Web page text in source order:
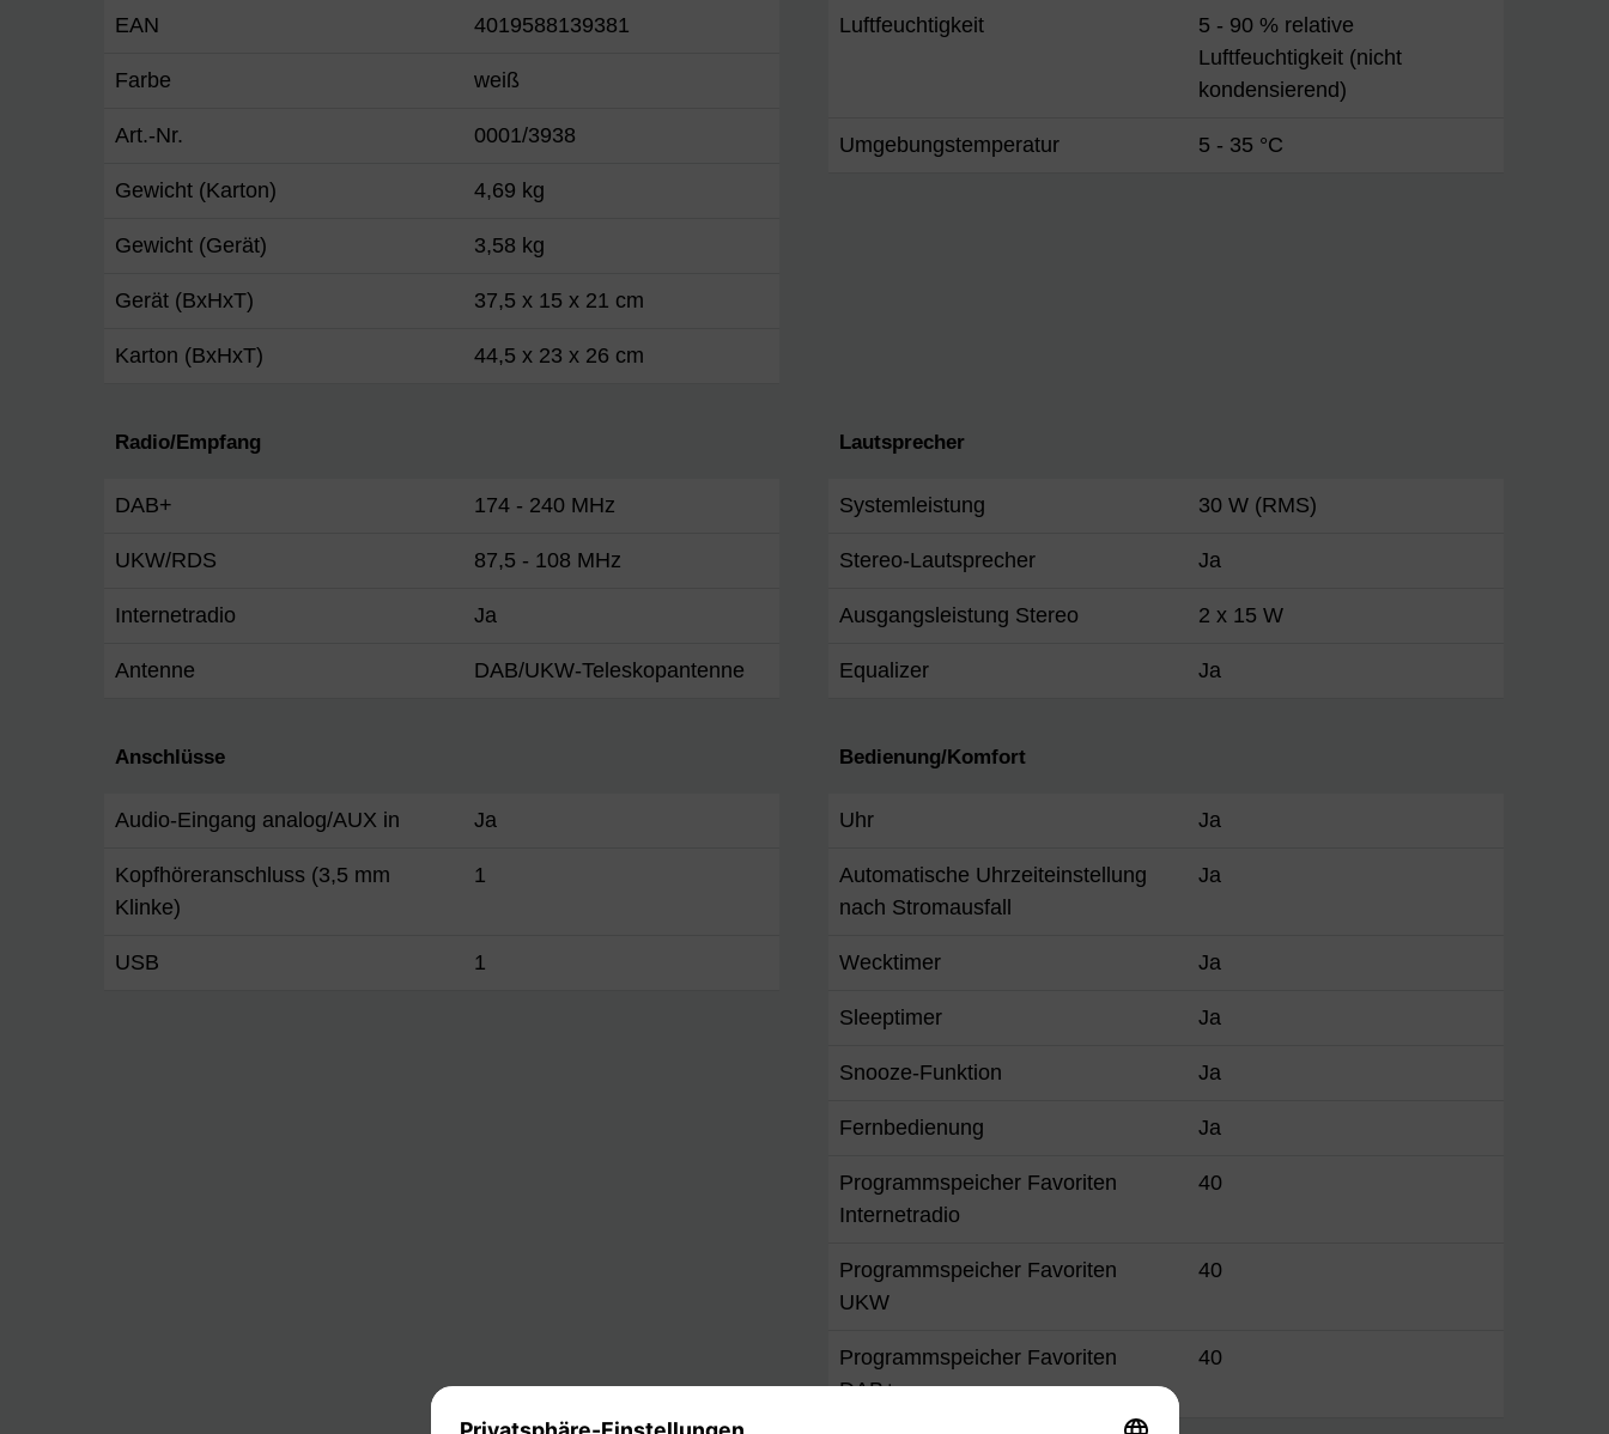
EAN 4019588139381
Farbe weiß
Art.-Nr. 0001/3938
Gewicht (Karton) 4,69 kg
Gewicht (Gerät) 3,58 kg
Gerät (BxHxT) 37,5 x 15 x 21 cm
Karton (BxHxT) 44,5 x 23 x 26 cm
Luftfeuchtigkeit
5 - 90 % relative
Luftfeuchtigkeit (nicht
kondensierend)
Umgebungstemperatur 5 - 35 °C
Radio/Empfang
DAB+ 174 - 240 MHz
UKW/RDS 87,5 - 108 MHz
Internetradio Ja
Antenne DAB/UKW-Teleskopantenne
Lautsprecher
Systemleistung 30 W (RMS)
Stereo-Lautsprecher Ja
Ausgangsleistung Stereo 2 x 15 W
Equalizer Ja
Anschlüsse
Audio-Eingang analog/AUX in Ja
Kopfhöreranschluss (3,5 mm
Klinke)
1
USB 1
Bedienung/Komfort
Uhr Ja
Automatische Uhrzeiteinstellung
nach Stromausfall
Ja
Wecktimer Ja
Sleeptimer Ja
Snooze-Funktion Ja
Fernbedienung Ja
Programmspeicher Favoriten
Internetradio
40
Programmspeicher Favoriten
UKW
40
Programmspeicher Favoriten
DAB+
40